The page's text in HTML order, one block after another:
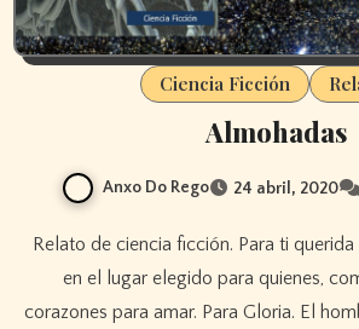
Ciencia Ficción
Almohadas
Anxo Do Rego 24 abril, 2020
Relato de ciencia ficción. Para ti querida Susana, que estarás
en el lugar elegido para quienes,
corazones para amar. Para Gloria. El